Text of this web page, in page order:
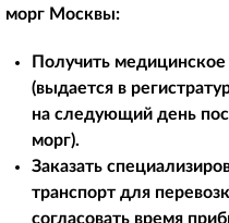
морг Москвы:
Получить медицинское
(выдается в
на следующий день
морг).
Заказать
транспорт для
согласовать время